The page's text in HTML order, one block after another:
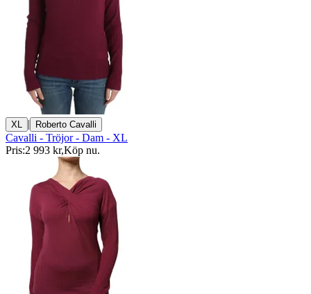
XL | Roberto Cavalli
Cavalli - Tröjor - Dam - XL
Pris:2 993 kr,Köp nu.